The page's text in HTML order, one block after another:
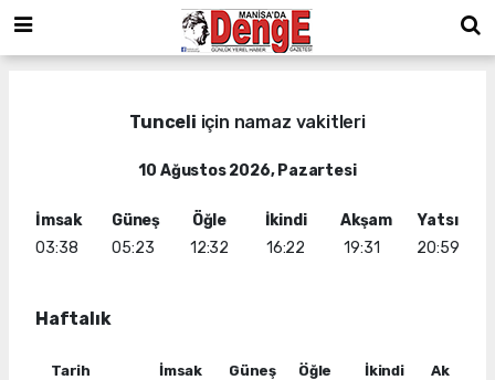
Tunceli için namaz vakitleri
10 Ağustos 2026, Pazartesi
İmsak
03:38
Güneş
05:23
Öğle
12:32
İkindi
16:22
Akşam
19:31
Yatsı
20:59
Haftalık
Tarih İmsak Güneş Öğle İkindi Akşam